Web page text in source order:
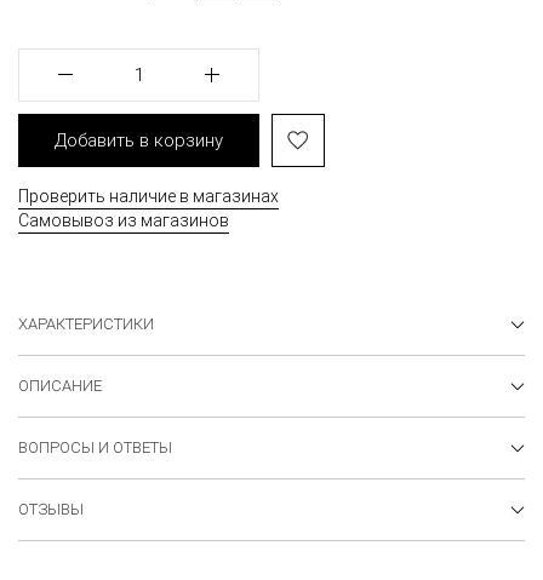
1
Добавить в корзину
Проверить наличие в магазинах
Самовывоз из магазинов
ХАРАКТЕРИСТИКИ
ОПИСАНИЕ
ВОПРОСЫ И ОТВЕТЫ
ОТЗЫВЫ